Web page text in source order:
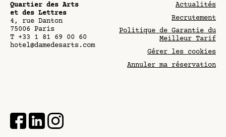
Quartier des Arts
et des Lettres
4, rue Danton
75006 Paris
T +33 1 81 69 00 60
hotel@damedesarts.com
Actualités
Recrutement
Politique de Garantie du
Meilleur Tarif
Gérer les cookies
Annuler ma réservation